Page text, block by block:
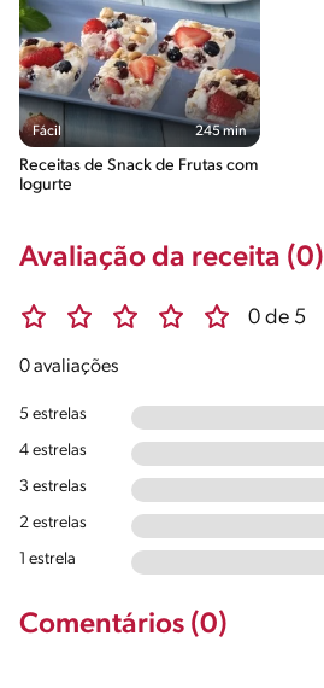
Fácil 245 min
Receitas de Snack de Frutas com
Iogurte
Avaliação da receita (0)
0 de 5
0 avaliações
5 estrelas
4 estrelas
3 estrelas
2 estrelas
1 estrela
Comentários (0)